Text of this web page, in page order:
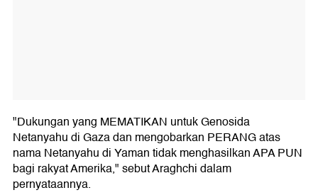
"Dukungan yang MEMATIKAN untuk Genosida
Netanyahu di Gaza dan mengobarkan PERANG atas
nama Netanyahu di Yaman tidak menghasilkan APA PUN
bagi rakyat Amerika," sebut Araghchi dalam
pernyataannya.